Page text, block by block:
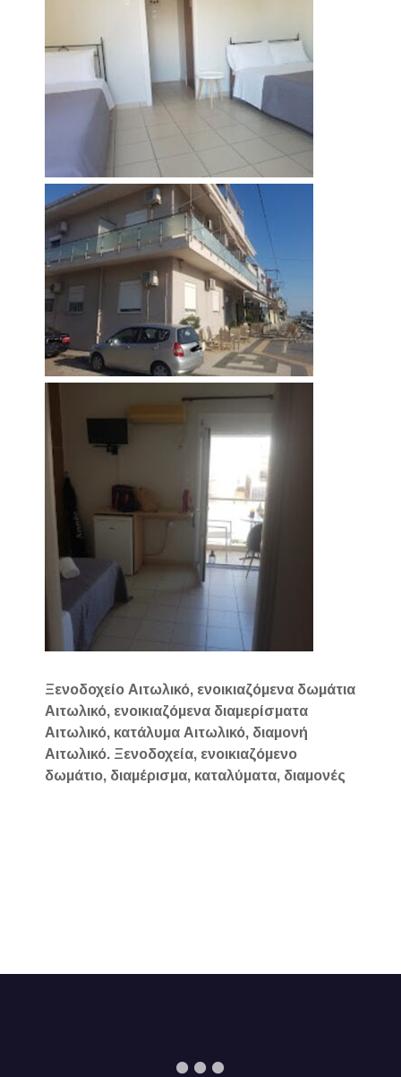
Ξενοδοχείο Αιτωλικό, ενοικιαζόμενα δωμάτια
Αιτωλικό, ενοικιαζόμενα διαμερίσματα
Αιτωλικό, κατάλυμα Αιτωλικό, διαμονή
Αιτωλικό. Ξενοδοχεία, ενοικιαζόμενο
δωμάτιο, διαμέρισμα, καταλύματα, διαμονές